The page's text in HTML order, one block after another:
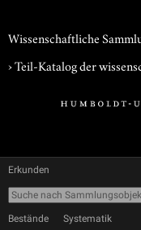
Wissenschaftliche
› Teil-Katalog der
Erkunden
Bestände Systematik